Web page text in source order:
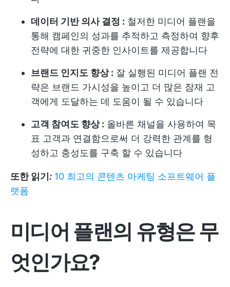
데이터 기반 의사 결정 : 철저한 미디어 플랜을
통해 캠페인의 성과를 추적하고 측정하여 향후
전략에 대한 귀중한 인사이트를 제공합니다
브랜드 인지도 향상 : 잘 실행된 미디어 플랜 전
략은 브랜드 가시성을 높이고 더 많은 잠재 고
객에게 도달하는 데 도움이 될 수 있습니다
고객 참여도 향상 : 올바른 채널을 사용하여 목
표 고객과 연결함으로써 더 강력한 관계를 형
성하고 충성도를 구축 할 수 있습니다
또한 읽기 : 10 최고의 콘텐츠 마케팅 소프트웨어 플
랫폼
미디어 플랜의 유형은 무
엇인가요?